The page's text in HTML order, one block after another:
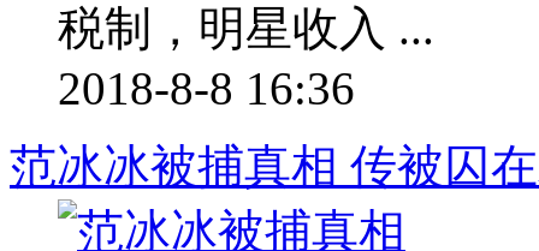
税制，明星收入 ...
2018-8-8 16:36
范冰冰被捕真相 传被囚